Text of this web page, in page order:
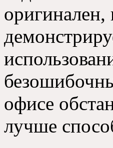
оригинален,
офисе
лучше